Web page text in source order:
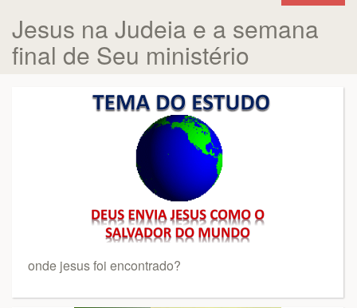
Jesus na Judeia e a semana
final de Seu ministério
onde jesus foi encontrado?